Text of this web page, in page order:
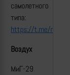
самолетного
типа:
https://t.me/
Воздух
МиГ-29